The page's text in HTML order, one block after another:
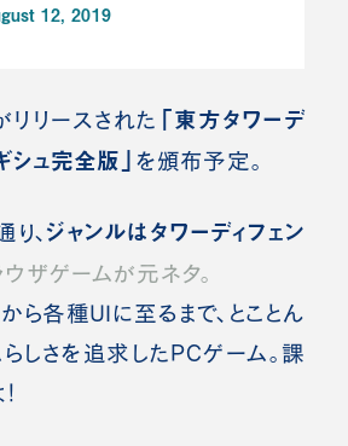
12, 2019
リースされた 「東方タワーデ
シュ完全版」 を頒布予定。
、 ジャンルはタワーディフェン
ウザゲームが元ネタ。
ら各種UIに至るまで、とことん
しさを追求したPCゲーム。課